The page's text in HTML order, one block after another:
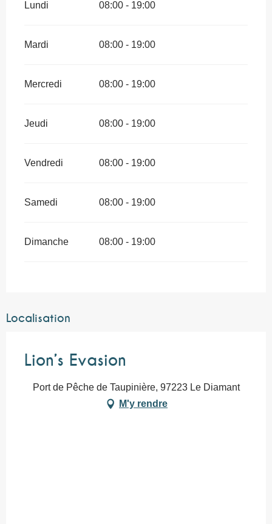
Lundi 08:00 - 19:00
Mardi 08:00 - 19:00
Mercredi 08:00 - 19:00
Jeudi 08:00 - 19:00
Vendredi 08:00 - 19:00
Samedi 08:00 - 19:00
Dimanche 08:00 - 19:00
Localisation
Lion’s Evasion
Port de Pêche de Taupinière, 97223 Le Diamant
M'y rendre